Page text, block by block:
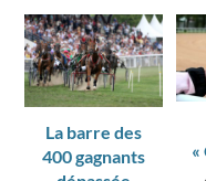
La barre des
400 gagnants
«